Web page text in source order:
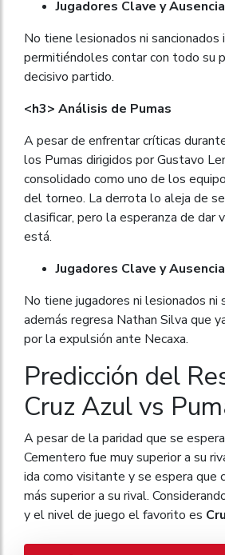
Jugadores Clave y
No tiene lesionados ni
permitiéndoles contar con todo su
decisivo partido.
<h3> Análisis de Pumas
A pesar de enfrentar críticas
los Pumas dirigidos por Gustavo
consolidado como uno de los
del torneo. La derrota lo aleja de
clasificar, pero la esperanza de
está.
Jugadores Clave y
No tiene jugadores ni lesionados ni
además regresa Nathan Silva que
por la expulsión ante Necaxa.
Predicción del
Cruz Azul vs
A pesar de la paridad que se
Cementero fue muy superior a su
ida como visitante y se espera que
más superior a su rival.
y el nivel de juego el favorito es